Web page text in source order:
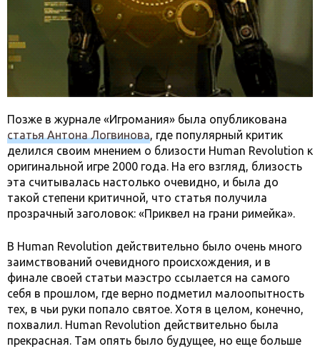
Позже в журнале «Игромания» была опубликована
статья Антона Логвинова, где популярный критик
делился своим мнением о близости Human Revolution к
оригинальной игре 2000 года. На его взгляд, близость
эта считывалась настолько очевидно, и была до
такой степени критичной, что статья получила
прозрачный заголовок: «Приквел на грани римейка».
В Human Revolution действительно было очень много
заимствований очевидного происхождения, и в
финале своей статьи маэстро ссылается на самого
себя в прошлом, где верно подметил малоопытность
тех, в чьи руки попало святое. Хотя в целом, конечно,
похвалил. Human Revolution действительно была
прекрасная. Там опять было будущее, но еще больше